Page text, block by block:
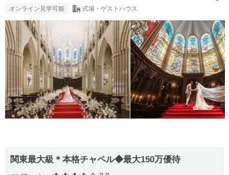
オンライン見学可能 式場・ゲストハウス
関東最大級＊本格チャペル◆最大150万優待